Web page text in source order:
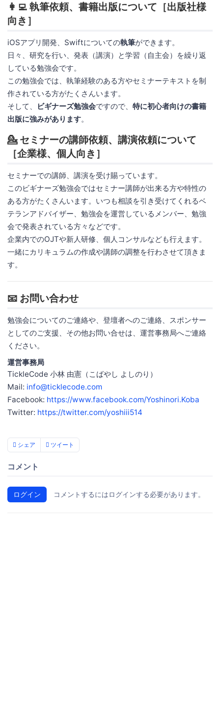
👩‍💻 執筆依頼、書籍出版について［出版社様
向き］
iOSアプリ開発、Swiftについての執筆ができます。
日々、研究を行い、発表（講演）と学習（自主会）を繰り返
している勉強会です。
この勉強会では、執筆経験のある方やセミナーテキストを制
作されている方がたくさんいます。
そして、
ビギナーズ勉強会ですので、 特に初心者向けの書籍
出版に強みがあります。
💁 セミナーの講師依頼、講演依頼について
［企業様、個人向き］
セミナーでの講師、講演を受け賜っています。
このビギナーズ勉強会ではセミナー講師が出来る方や特性の
ある方がたくさんいます。いつも相談を引き受けてくれるベ
テランアドバイザー、勉強会を運営しているメンバー、勉強
会で発表されている方々などです。
企業内でのOJTや新人研修、個人コンサルなども行えます。
一緒にカリキュラムの作成や講師の調整を行わさせて頂きま
す。
📧 お問い合わせ
勉強会についてのご連絡や、登壇者へのご連絡、スポンサー
としてのご支援、その他お問い合せは、運営事務局へご連絡
ください。
運営事務局
TickleCode 小林 由憲（こばやし よしのり）
Mail: info@ticklecode.com
Facebook: https://www.facebook.com/Yoshinori.Koba
Twitter: https://twitter.com/yoshiii514
シェア ツイート
コメント
ログイン コメントするにはログインする必要があります。